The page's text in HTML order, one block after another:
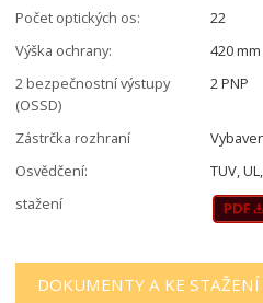
Počet optických os:
22
Výška ochrany:
420 mm
2 bezpečnostní výstupy
(OSSD)
2 PNP
Zástrčka rozhraní
Osvědčení:
TUV,
stažení
DOKUMENTY A KE STAŽENÍ